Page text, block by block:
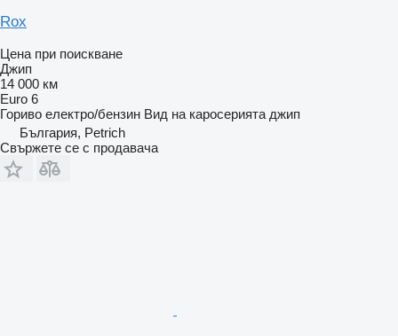
Rox
Цена при поискване
Джип
14 000 км
Euro 6
Гориво електро/бензин Вид на каросерията джип
България, Petrich
Свържете се с продавача